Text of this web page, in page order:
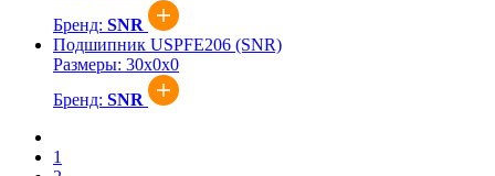
Бренд: SNR
Подшипник USPFE206 (SNR)
Размеры: 30x0x0
Бренд: SNR
1